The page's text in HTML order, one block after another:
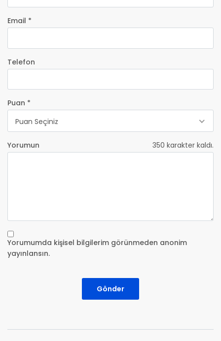
Email *
Telefon
Puan *
Puan Seçiniz
Yorumun 350 karakter kaldı.
Yorumumda kişisel bilgilerim görünmeden anonim
yayınlansın.
Gönder